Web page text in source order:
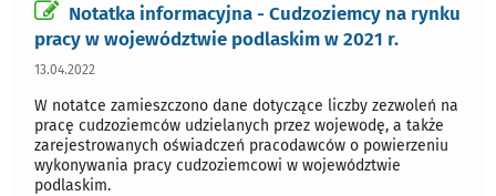
Notatka informacyjna - Cudzoziemcy na rynku
pracy w województwie podlaskim w 2021 r.
13.04.2022
W notatce zamieszczono dane dotyczące liczby zezwoleń na
pracę cudzoziemców udzielanych przez wojewodę, a także
zarejestrowanych oświadczeń pracodawców o powierzeniu
wykonywania pracy cudzoziemcowi w województwie
podlaskim.